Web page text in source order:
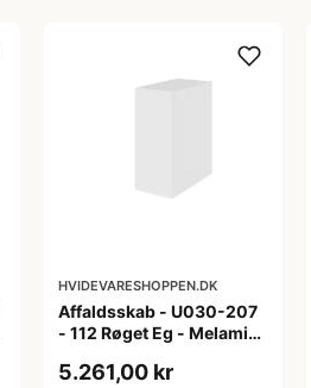
HVIDEVARESHOPPEN.DK
Affaldsskab - U030-207
- 112 Røget Eg - Melamin,
5.261,00 kr